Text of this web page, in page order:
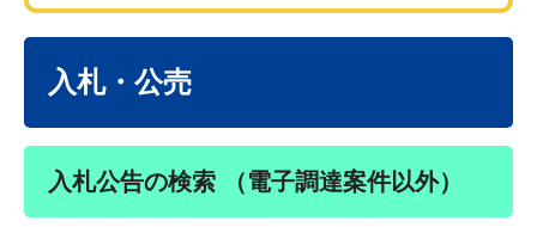
入札・公売
入札公告の検索 （電子調達案件以外）